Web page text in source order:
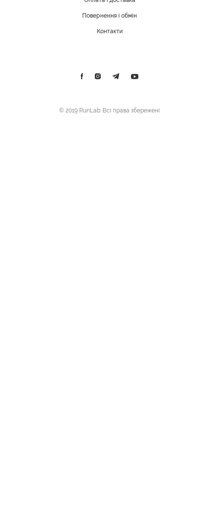
Повернення і обмін
Контакти
© 2019 RunLab. Всі права збережені